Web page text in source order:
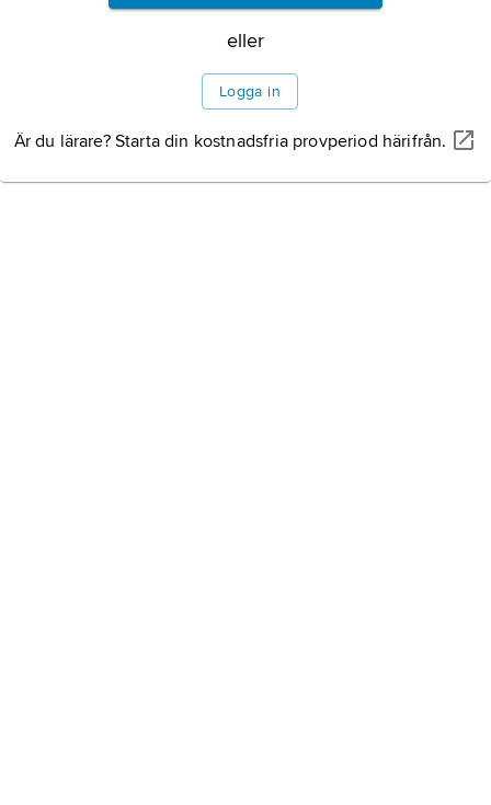
eller
Logga in
Är du lärare? Starta din kostnadsfria provperiod härifrån.